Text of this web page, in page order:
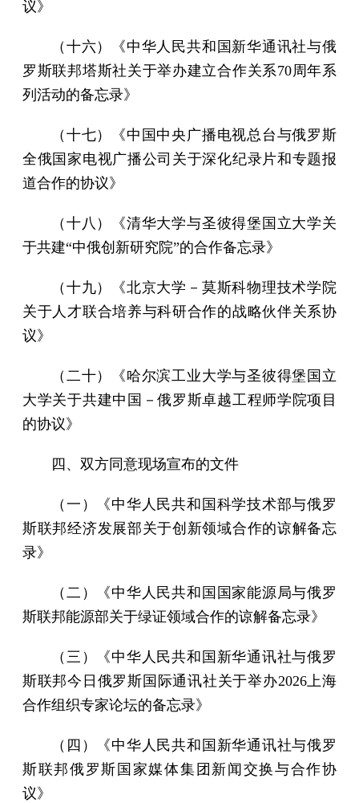
议》
（十六）《中华人民共和国新华通讯社与俄
罗斯联邦塔斯社关于举办建立合作关系70周年系
列活动的备忘录》
（十七）《中国中央广播电视总台与俄罗斯
全俄国家电视广播公司关于深化纪录片和专题报
道合作的协议》
（十八）《清华大学与圣彼得堡国立大学关
于共建“中俄创新研究院”的合作备忘录》
（十九）《北京大学－莫斯科物理技术学院
关于人才联合培养与科研合作的战略伙伴关系协
议》
（二十）《哈尔滨工业大学与圣彼得堡国立
大学关于共建中国－俄罗斯卓越工程师学院项目
的协议》
四、双方同意现场宣布的文件
（一）《中华人民共和国科学技术部与俄罗
斯联邦经济发展部关于创新领域合作的谅解备忘
录》
（二）《中华人民共和国国家能源局与俄罗
斯联邦能源部关于绿证领域合作的谅解备忘录》
（三）《中华人民共和国新华通讯社与俄罗
斯联邦今日俄罗斯国际通讯社关于举办2026上海
合作组织专家论坛的备忘录》
（四）《中华人民共和国新华通讯社与俄罗
斯联邦俄罗斯国家媒体集团新闻交换与合作协
议》